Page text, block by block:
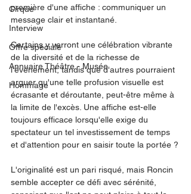
Cirque
Interview
Offre spéciale
Annuaire Théâtre - Musée
Hommage
première d'une affiche : communiquer un
message clair et instantané.
Certains y verront une célébration vibrante
de la diversité et de la richesse de
l'événement, tandis que d'autres pourraient
arguer qu'une telle profusion visuelle est
écrasante et déroutante, peut-être même à
la limite de l'excès. Une affiche est-elle
toujours efficace lorsqu'elle exige du
spectateur un tel investissement de temps
et d'attention pour en saisir toute la portée ?
L'originalité est un pari risqué, mais Roncin
semble accepter ce défi avec sérénité,